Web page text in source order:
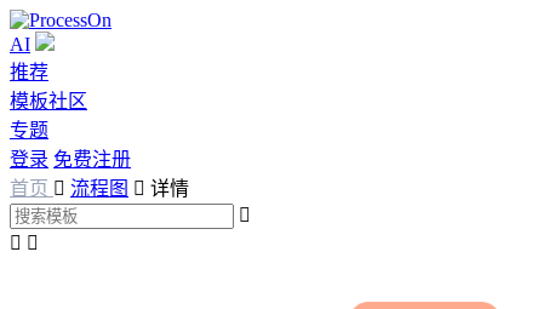
AI
推荐
模板社区
专题
登录 免费注册
首页  流程图  详情

 